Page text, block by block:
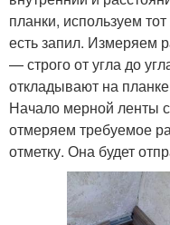
планки, используем
есть запил. Измеряем
— строго от угла до
откладывают на
Начало мерной ленты
отмеряем требуемое
отметку. Она будет